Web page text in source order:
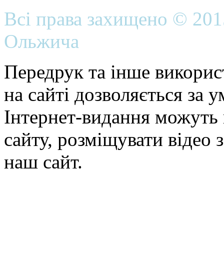
Всі права захищено ©
Ольжича
Передрук та інше
на сайті дозволяється
Інтернет-видання можуть
сайту, розміщувати відео
наш сайт.